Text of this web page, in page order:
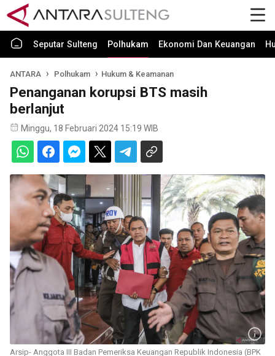
Seputar Sulteng Polhukam Ekonomi Dan Keuangan
ANTARA Polhukam Hukum & Keamanan
Penanganan korupsi BTS masih
berlanjut
Minggu, 18 Februari 2024 15:19 WIB
Arsip- Anggota III Badan Pemeriksa Keuangan Republik Indonesia (BPK